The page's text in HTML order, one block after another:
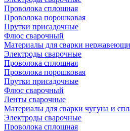
Проволока сплошная
Проволока порошковая
Прутки присадочные
Флюс сварочный
Материалы для сварки
Электроды сварочные
Проволока сплошная
Проволока порошковая
Прутки присадочные
Флюс сварочный
Ленты сварочные
Материалы для сварки чугуна и
Электроды сварочные
Проволока сплошная